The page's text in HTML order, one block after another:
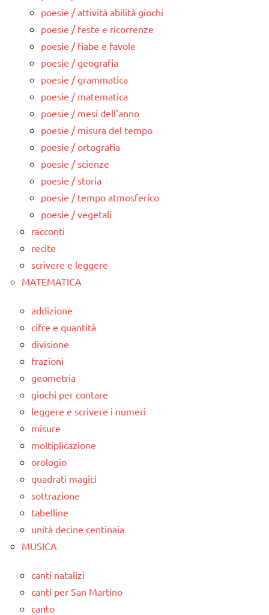
poesie / attività abilità giochi
poesie / feste e ricorrenze
poesie / fiabe e favole
poesie / geografia
poesie / grammatica
poesie / matematica
poesie / mesi dell'anno
poesie / misura del tempo
poesie / ortografia
poesie / scienze
poesie / storia
poesie / tempo atmosferico
poesie / vegetali
racconti
recite
scrivere e leggere
MATEMATICA
addizione
cifre e quantità
divisione
frazioni
geometria
giochi per contare
leggere e scrivere i numeri
misure
moltiplicazione
orologio
quadrati magici
sottrazione
tabelline
unità decine centinaia
MUSICA
canti natalizi
canti per San Martino
canto